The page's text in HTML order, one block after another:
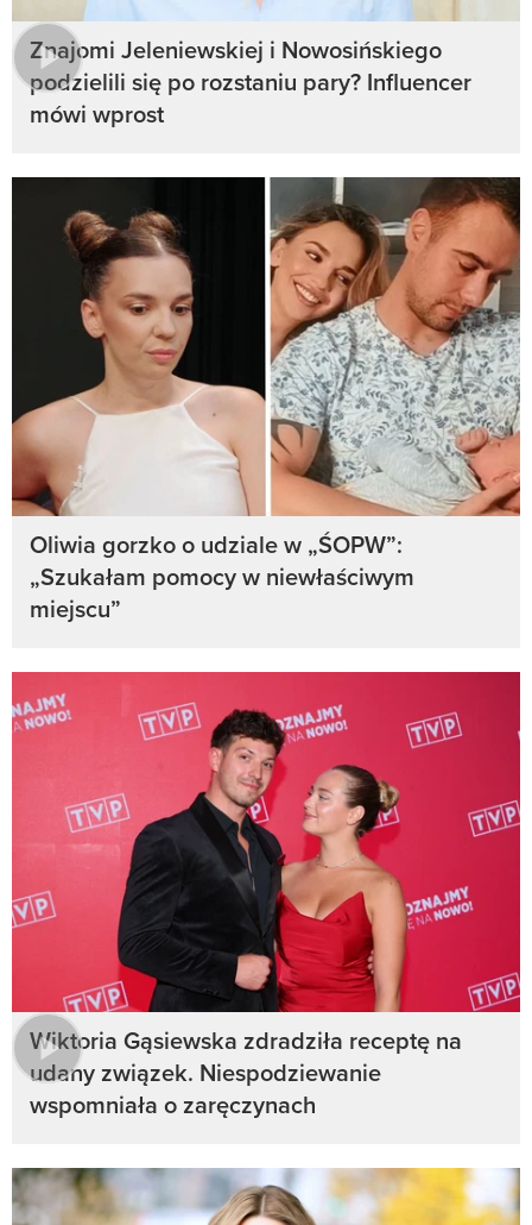
Znajomi Jeleniewskiej i Nowosińskiego
podzielili się po rozstaniu pary? Influencer
mówi wprost
Oliwia gorzko o udziale w „ŚOPW”:
„Szukałam pomocy w niewłaściwym
miejscu”
Wiktoria Gąsiewska zdradziła receptę na
udany związek. Niespodziewanie
wspomniała o zaręczynach